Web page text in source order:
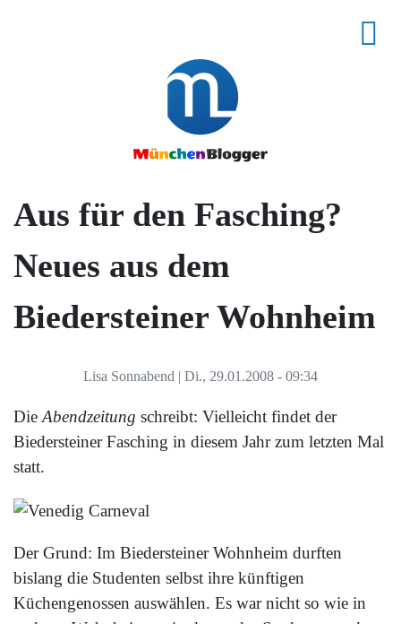
Aus für den Fasching?
Neues aus dem
Biedersteiner Wohnheim
Lisa Sonnabend | Di., 29.01.2008 - 09:34
DieAbendzeitung schreibt: Vielleicht findet der
Biedersteiner Fasching in diesem Jahr zum letzten Mal
statt.
Der Grund: Im Biedersteiner Wohnheim durften
bislang die Studenten selbst ihre künftigen
Küchengenossen auswählen. Es war nicht so wie in